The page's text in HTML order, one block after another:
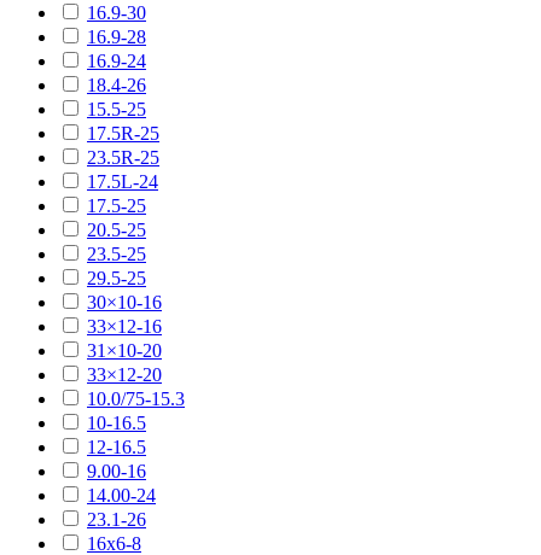
16.9-30
16.9-28
16.9-24
18.4-26
15.5-25
17.5R-25
23.5R-25
17.5L-24
17.5-25
20.5-25
23.5-25
29.5-25
30×10-16
33×12-16
31×10-20
33×12-20
10.0/75-15.3
10-16.5
12-16.5
9.00-16
14.00-24
23.1-26
16х6-8